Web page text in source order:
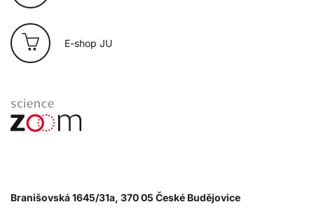
E-shop JU
Branišovská 1645/31a, 370 05 České Budějovice